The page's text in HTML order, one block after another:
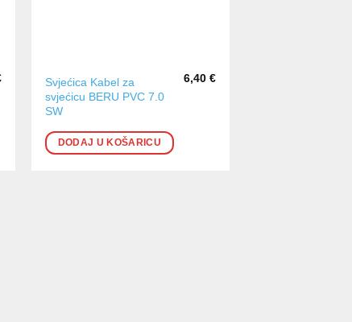
Svjećica Kabel za
svjećicu BERU PVC 7.0
SW
6,40 €
DODAJ U KOŠARICU